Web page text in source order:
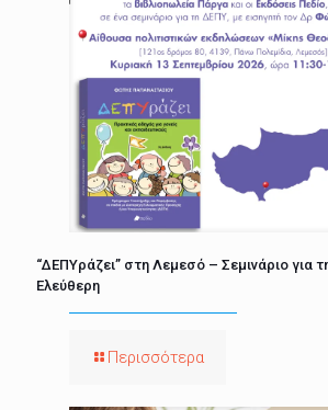
“ΔΕΠΥράζει” στη Λεμεσό – Σεμινάριο για
Ελεύθερη
Περισσότερα